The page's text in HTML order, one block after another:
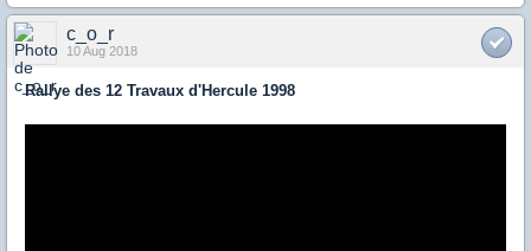
c_o_r
10 Aug 2018
Rallye des 12 Travaux d'Hercule 1998